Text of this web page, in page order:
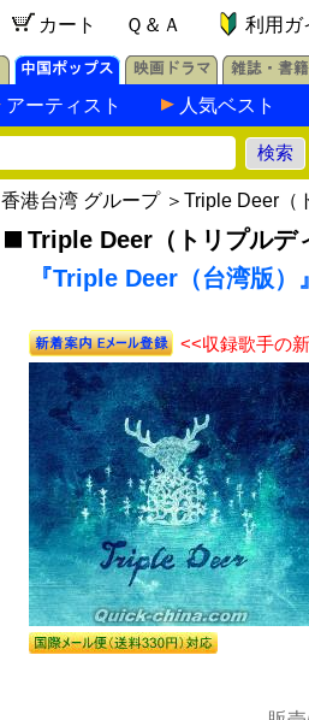
カート Ｑ＆Ａ 利用ガ
アーティスト 人気ベスト
香港台湾 グループ＞ Triple Deer（
Triple Deer（トリプルデ
『Triple Deer（台湾版）
<<収録歌手の